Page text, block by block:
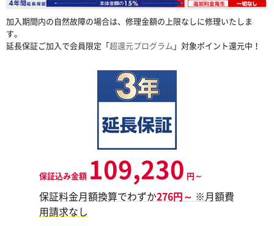
加入期間内の自然故障の場合は、修理金額の上限なしに修理いたしま
す。
延長保証ご加入で会員限定「超還元プログラム 」対象ポイント還元中！
保証込み金額 109,230 円～
保証料金月額換算でわずか276円～ ※月額費
用請求なし